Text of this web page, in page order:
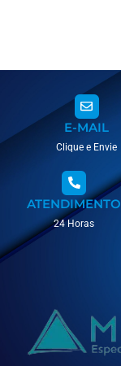
E-MAIL
Clique e Envie
ATENDIMENTO
24 Horas